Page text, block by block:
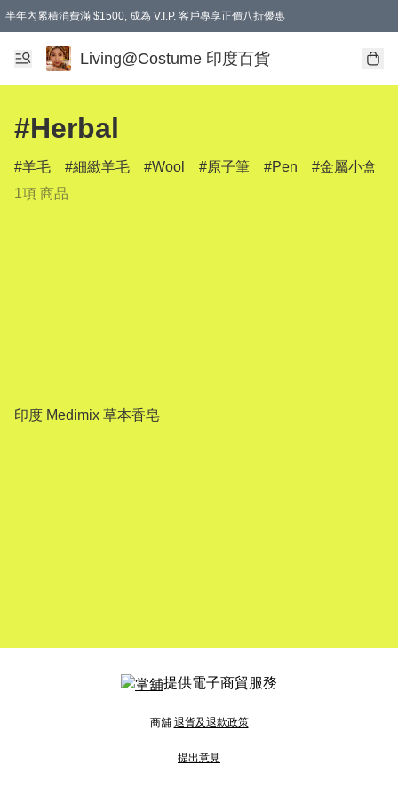
半年內累積消費滿 $1500, 成為 V.I.P. 客戶專享正價八折優惠
滿$600免本地運費
Living@Costume 印度百貨
#Herbal
羊毛 細緻羊毛 Wool 原子筆 Pen
金屬小盒
1項 商品
印度 Medimix 草本香皂
提供電子商貿服務
商舖 退貨及退款政策
提出意見